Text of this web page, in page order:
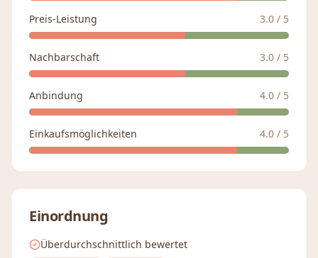
Preis-Leistung 3.0 / 5
Nachbarschaft 3.0 / 5
Anbindung 4.0 / 5
Einkaufsmöglichkeiten 4.0 / 5
Einordnung
Überdurchschnittlich bewertet